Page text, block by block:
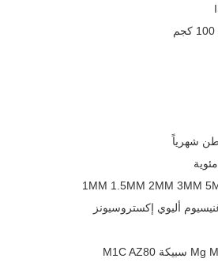
أليوي إكستروسيونز